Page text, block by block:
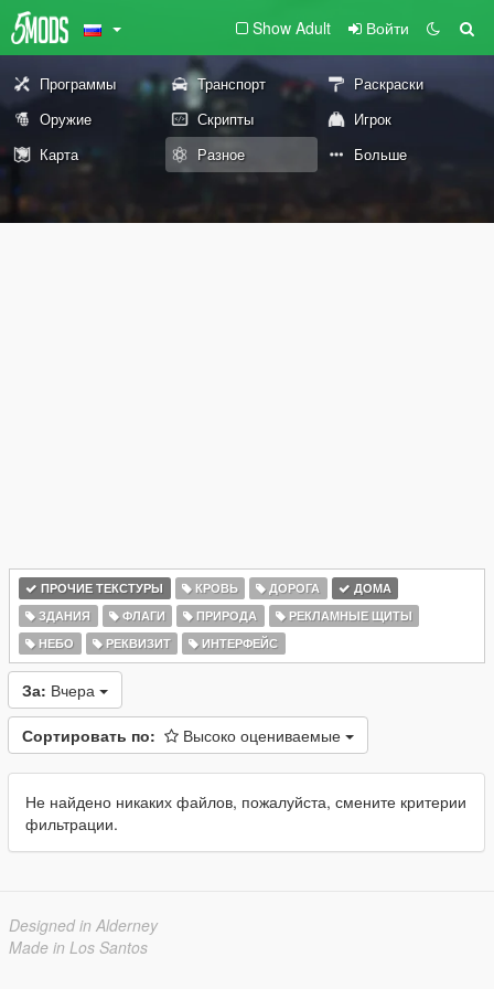
Show Adult Войти
Программы Транспорт
Раскраски
Оружие
Скрипты
Игрок
Карта
Разное Больше
ПРОЧИЕ ТЕКСТУРЫ КРОВЬ ДОРОГА
ДОМА
ЗДАНИЯ
ФЛАГИ ПРИРОДА
РЕКЛАМНЫЕ ЩИТЫ
НЕБО
РЕКВИЗИТ ИНТЕРФЕЙС
За: Вчера
Сортировать по: Высоко оцениваемые
Не найдено никаких файлов, пожалуйста, смените критерии
фильтрации.
Designed in Alderney
Made in Los Santos